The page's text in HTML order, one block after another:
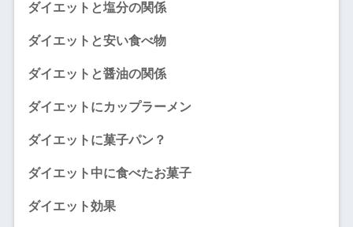
ダイエットと塩分の関係
ダイエットと安い食べ物
ダイエットと醤油の関係
ダイエットにカップラーメン
ダイエットに菓子パン？
ダイエット中に食べたお菓子
ダイエット効果